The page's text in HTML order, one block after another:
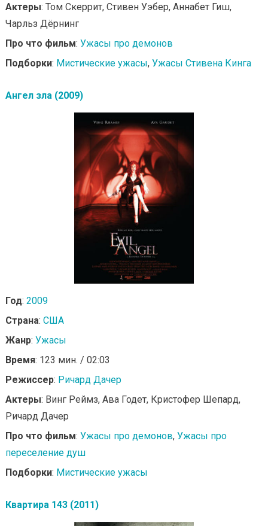
Актеры: Том Скеррит, Стивен Уэбер, Аннабет Гиш,
Чарльз Дёрнинг
Про что фильм: Ужасы про демонов
Подборки: Мистические ужасы, Ужасы Стивена Кинга
Ангел зла (2009)
Год: 2009
Страна: США
Жанр: Ужасы
Время: 123 мин. / 02:03
Режиссер: Ричард Дачер
Актеры: Винг Реймз, Ава Годет, Кристофер Шепард,
Ричард Дачер
Про что фильм: Ужасы про демонов, Ужасы про
переселение душ
Подборки: Мистические ужасы
Квартира 143 (2011)